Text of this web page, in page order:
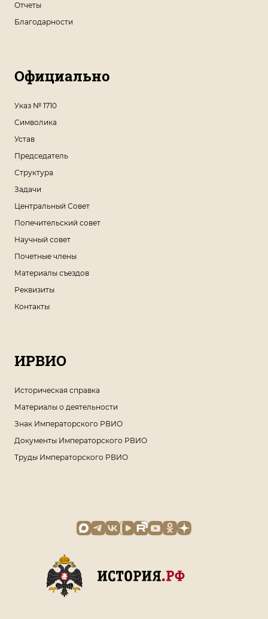
Отчеты
Благодарности
Официально
Указ № 1710
Символика
Устав
Председатель
Структура
Задачи
Центральный Совет
Попечительский совет
Научный совет
Почетные члены
Материалы съездов
Реквизиты
Контакты
ИРВИО
Историческая справка
Материалы о деятельности
Знак Императорского РВИО
Документы Императорского РВИО
Труды Императорского РВИО